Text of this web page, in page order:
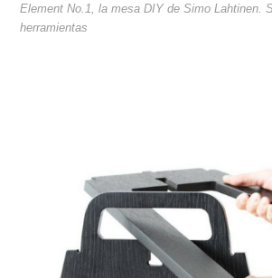
Element No.1, la mesa DIY de Simo Lahtinen.
herramientas